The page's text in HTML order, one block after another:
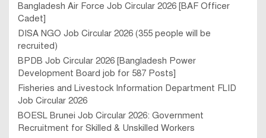
Bangladesh Air Force Job Circular 2026 [BAF Officer
Cadet]
DISA NGO Job Circular 2026 (355 people will be
recruited)
BPDB Job Circular 2026 [Bangladesh Power
Development Board job for 587 Posts]
Fisheries and Livestock Information Department FLID
Job Circular 2026
BOESL Brunei Job Circular 2026: Government
Recruitment for Skilled & Unskilled Workers